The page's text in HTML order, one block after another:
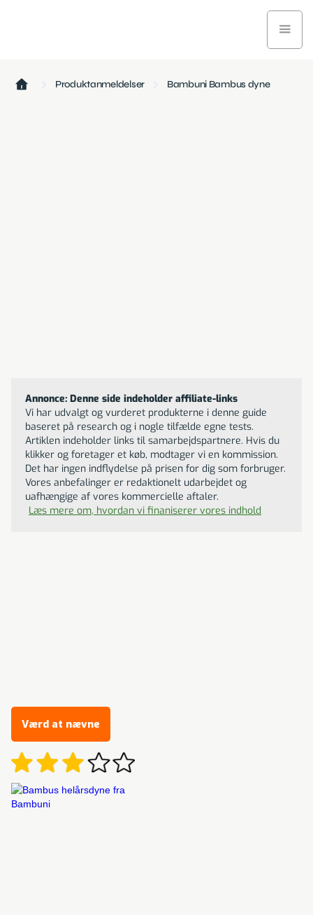
Produktanmeldelser Bambuni Bambus dyne
Annonce: Denne side indeholder affiliate-links
Vi har udvalgt og vurderet produkterne i denne guide
baseret på research og i nogle tilfælde egne tests.
Artiklen indeholder links til samarbejdspartnere. Hvis du
klikker og foretager et køb, modtager vi en kommission.
Det har ingen indflydelse på prisen for dig som forbruger.
Vores anbefalinger er redaktionelt udarbejdet og
uafhængige af vores kommercielle aftaler.
Læs mere om, hvordan vi finaniserer vores indhold
Værd at nævne